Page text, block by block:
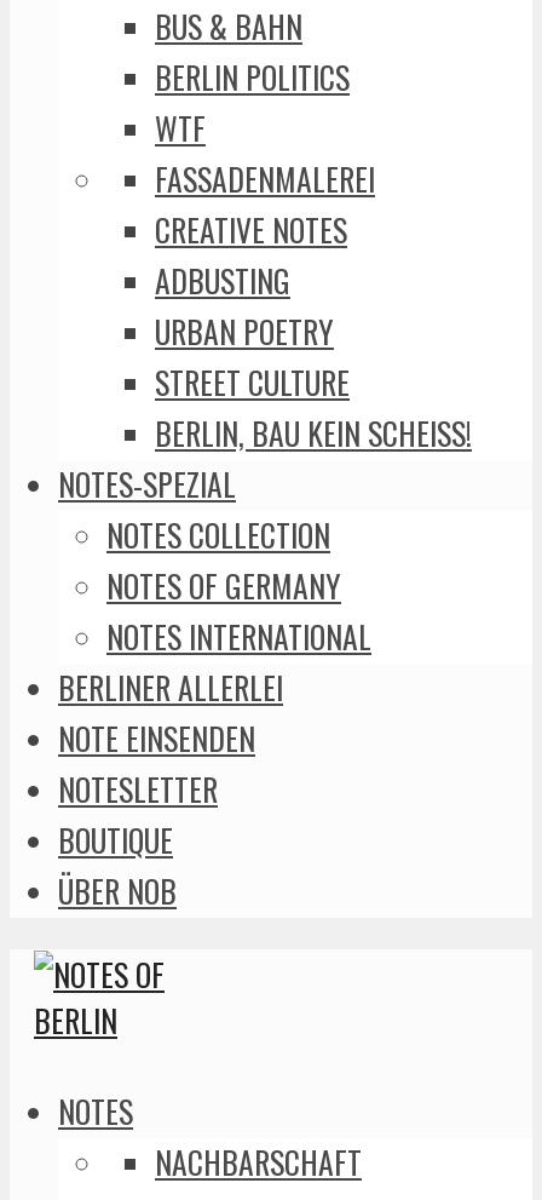
BUS & BAHN
BERLIN POLITICS
WTF
FASSADENMALEREI
CREATIVE NOTES
ADBUSTING
URBAN POETRY
STREET CULTURE
BERLIN, BAU KEIN SCHEISS!
NOTES-SPEZIAL
NOTES COLLECTION
NOTES OF GERMANY
NOTES INTERNATIONAL
BERLINER ALLERLEI
NOTE EINSENDEN
NOTESLETTER
BOUTIQUE
ÜBER NOB
NOTES
NACHBARSCHAFT